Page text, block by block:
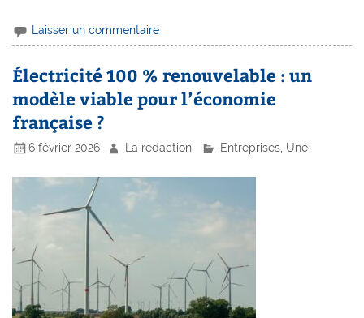
Laisser un commentaire
Électricité 100 % renouvelable : un
modèle viable pour l’économie
française ?
6 février 2026 La redaction Entreprises, Une